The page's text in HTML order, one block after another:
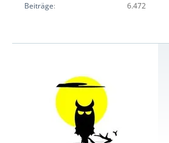
Beiträge
6.472